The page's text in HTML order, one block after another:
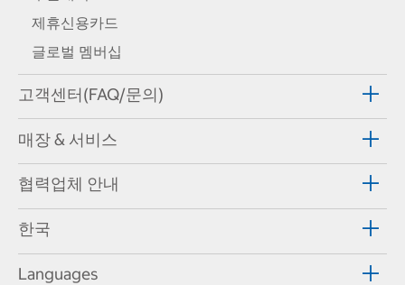
제휴신용카드
글로벌 멤버십
고객센터(FAQ/문의)
매장 & 서비스
협력업체 안내
한국
Languages